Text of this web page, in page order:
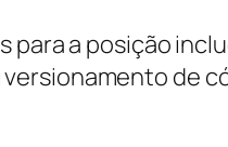
para a posição
de